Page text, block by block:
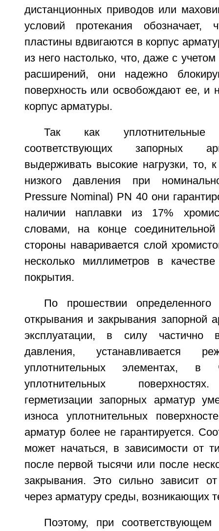
дистанционных приводов или
условий протекания обозначает,
пластины вдвигаются в корпус
из него настолько, что, даже с
расширений, они надежно
поверхность или освобождают ее, и
корпус арматуры.
Так как
соответствующих запорных
выдерживать высокие нагрузки, то,
низкого давления при
Pressure Nominal) PN 40 они
наличии наплавки из 17%
словами, на конце
стороны наваривается слой
несколько миллиметров в
покрытия.
По прошествии определенного
открывания и закрывания запорной
эксплуатации, в силу частично
давления, устанавливается
уплотнительных элементах,
уплотнительных
герметизации запорных арматур
износа уплотнительных
арматур более не гарантируется.
может начаться, в зависимости от
после первой тысячи или после
закрывания. Это сильно зависит
через арматуру среды, возникающих
Поэтому, при соответствующем